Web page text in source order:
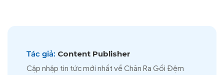
Tác giả: Content Publisher
Cập nhập tin tức mới nhất về Chăn Ra Gối Đệm